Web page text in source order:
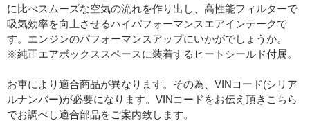
に比べスムーズな空気の流れを作り出し、高性能フィルターで
吸気効率を向上させるハイパフォーマンスエアインテークで
す。エンジンのパフォーマンスアップにいかがでしょうか。
※純正エアボックススペースに装着するヒートシールド付属。
お車により適合商品が異なります。その為、VINコード(シリア
ルナンバー)が必要になります。VINコードをお伝え頂きこちら
でお調べし適合部品をご案内致します。